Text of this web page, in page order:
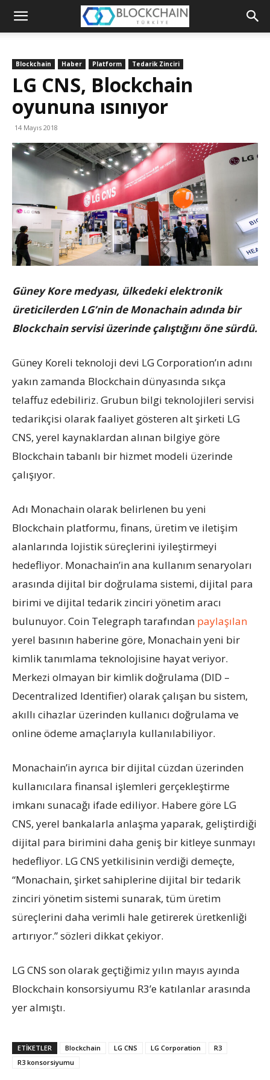
Blockchain
Blockchain Haber Platform Tedarik Zinciri
LG CNS, Blockchain
oyununa ısınıyor
14 Mayıs 2018
Güney Kore medyası, ülkedeki elektronik
üreticilerden LG’nin de Monachain adında bir
Blockchain servisi üzerinde çalıştığını öne sürdü.
Güney Koreli teknoloji devi LG Corporation’ın adını
yakın zamanda Blockchain dünyasında sıkça
telaffuz edebiliriz. Grubun bilgi teknolojileri servisi
tedarikçisi olarak faaliyet gösteren alt şirketi LG
CNS, yerel kaynaklardan alınan bilgiye göre
Blockchain tabanlı bir hizmet modeli üzerinde
çalışıyor.
Adı Monachain olarak belirlenen bu yeni
Blockchain platformu, finans, üretim ve iletişim
alanlarında lojistik süreçlerini iyileştirmeyi
hedefliyor. Monachain’in ana kullanım senaryoları
arasında dijital bir doğrulama sistemi, dijital para
birimi ve dijital tedarik zinciri yönetim aracı
bulunuyor. Coin Telegraph tarafından paylaşılan
yerel basının haberine göre, Monachain yeni bir
kimlik tanımlama teknolojisine hayat veriyor.
Merkezi olmayan bir kimlik doğrulama (DID –
Decentralized Identifier) olarak çalışan bu sistem,
akıllı cihazlar üzerinden kullanıcı doğrulama ve
online ödeme amaçlarıyla kullanılabiliyor.
Monachain’in ayrıca bir dijital cüzdan üzerinden
kullanıcılara finansal işlemleri gerçekleştirme
imkanı sunacağı ifade ediliyor. Habere göre LG
CNS, yerel bankalarla anlaşma yaparak, geliştirdiği
dijital para birimini daha geniş bir kitleye sunmayı
hedefliyor. LG CNS yetkilisinin verdiği demeçte,
“Monachain, şirket sahiplerine dijital bir tedarik
zinciri yönetim sistemi sunarak, tüm üretim
süreçlerini daha verimli hale getirerek üretkenliği
artırıyor.” sözleri dikkat çekiyor.
LG CNS son olarak geçtiğimiz yılın mayıs ayında
Blockchain konsorsiyumu R3’e katılanlar arasında
yer almıştı.
ETIKETLER Blockchain LG CNS LG Corporation
R3
R3 konsorsiyumu